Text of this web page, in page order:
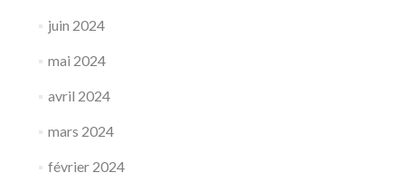
juin 2024
mai 2024
avril 2024
mars 2024
février 2024